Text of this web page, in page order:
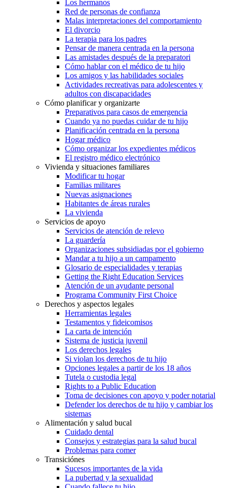
Los hermanos
Red de personas de confianza
Malas interpretaciones del comportamiento
El divorcio
La terapia para los padres
Pensar de manera centrada en la persona
Las amistades después de la preparatori
Cómo hablar con el médico de tu hijo
Los amigos y las habilidades sociales
Actividades recreativas para adolescentes y
adultos con discapacidades
Cómo planificar y organizarte
Preparativos para casos de emergencia
Cuando ya no puedas cuidar de tu hijo
Planificación centrada en la persona
Hogar médico
Cómo organizar los expedientes médicos
El registro médico electrónico
Vivienda y situaciones familiares
Modificar tu hogar
Familias militares
Nuevas asignaciones
Habitantes de áreas rurales
La vivienda
Servicios de apoyo
Servicios de atención de relevo
La guardería
Organizaciones subsidiadas por el gobierno
Mandar a tu hijo a un campamento
Glosario de especialidades y terapias
Getting the Right Education Services
Atención de un ayudante personal
Programa Community First Choice
Derechos y aspectos legales
Herramientas legales
Testamentos y fideicomisos
La carta de intención
Sistema de justicia juvenil
Los derechos legales
Si violan los derechos de tu hijo
Opciones legales a partir de los 18 años
Tutela o custodia legal
Rights to a Public Education
Toma de decisiones con apoyo y poder notarial
Defender los derechos de tu hijo y cambiar los
sistemas
Alimentación y salud bucal
Cuidado dental
Consejos y estrategias para la salud bucal
Problemas para comer
Transiciónes
Sucesos importantes de la vida
La pubertad y la sexualidad